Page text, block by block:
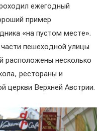
ежегодный
пример
«на пустом месте».
пешеходной улицы
несколько
рестораны и
церкви Верхней Австрии.